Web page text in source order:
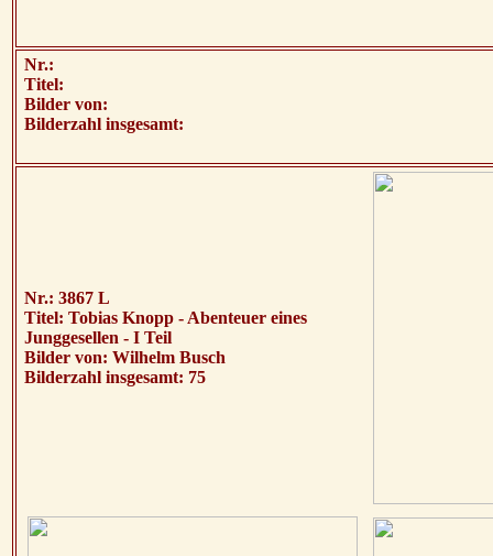
Nr.:
Titel:
Bilder von:
Bilderzahl insgesamt:
Nr.: 3867 L
Titel: Tobias Knopp - Abenteuer eines
Junggesellen - I Teil
Bilder von: Wilhelm Busch
Bilderzahl insgesamt: 75